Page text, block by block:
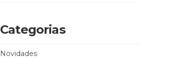
Categorias
Novidades